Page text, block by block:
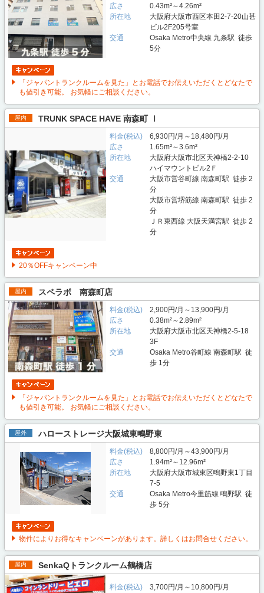
広さ
0.43m²～4.26m²
所在地
大阪府大阪市西区本田2-7-20山甚
ビル2F205号室
交通
Osaka Metro中央線 九条駅 徒歩
5分
「ジャパントランクルームを見た」とお電話でお伝えいただくとどなたで
も値引き可能。 お気軽にご相談ください。
屋内 TRUNK SPACE HAVE 南森町 Ⅰ
料金(税込)
6,930円/月～18,480円/月
広さ
1.65m²～3.6m²
所在地
大阪府大阪市北区天神橋2-2-10
ハイマウントビル2Ｆ
交通
大阪市営谷町線 南森町駅 徒歩 2
分
大阪市営堺筋線 南森町駅 徒歩 2
分
ＪＲ東西線 大阪天満宮駅 徒歩 2
分
20％OFFキャンペーン中
屋内 スペラボ 南森町店
料金(税込)
2,900円/月～13,900円/月
広さ
0.38m²～2.89m²
所在地
大阪府大阪市北区天神橋2-5-18
3F
交通
Osaka Metro谷町線 南森町駅 徒
歩 1分
「ジャパントランクルームを見た」とお電話でお伝えいただくとどなたで
も値引き可能。 お気軽にご相談ください。
屋外 ハローストレージ大阪城東鴫野東
料金(税込)
8,800円/月～43,900円/月
広さ
1.94m²～12.96m²
所在地
大阪府大阪市城東区鴫野東1丁目
7-5
交通
Osaka Metro今里筋線 鴫野駅 徒
歩 5分
物件によりお得なキャンペーンがあります。詳しくはお問合せください。
屋内 SenkaQトランクルーム鶴橋店
料金(税込) 3,700円/月～10,800円/月